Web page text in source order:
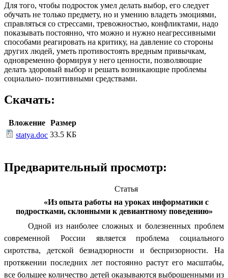
Для того, чтобы подросток умел делать выбор, его следует
обучать не только предмету, но и умению владеть эмоциями,
справляться со стрессами, тревожностью, конфликтами, надо
показывать постоянно, что можно и нужно неагрессивными
способами реагировать на критику, на давление со стороны
других людей, уметь противостоять вредным привычкам,
одновременно формируя у него ценности, позволяющие
делать здоровый выбор и решать возникающие проблемы
социально- позитивными средствами.
Скачать:
Вложение
Размер
statya.doc 33.5 КБ
Предварительный просмотр:
Статья
«Из опыта работы на уроках информатики с
подростками, склонными к девиантному поведению»
Одной из наиболее сложных и болезненных проблем
современной России является проблема социального
сиротства, детской безнадзорности и беспризорности. На
протяжении последних лет постоянно растут его масштабы,
все большее количество детей оказываются выброшенными из